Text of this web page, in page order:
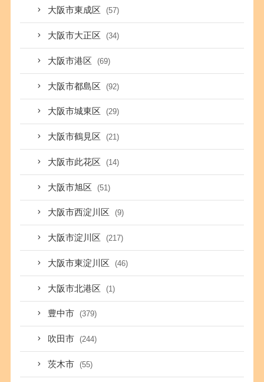
大阪市東成区 (57)
大阪市大正区 (34)
大阪市港区 (69)
大阪市都島区 (92)
大阪市城東区 (29)
大阪市鶴見区 (21)
大阪市此花区 (14)
大阪市旭区 (51)
大阪市西淀川区 (9)
大阪市淀川区 (217)
大阪市東淀川区 (46)
大阪市北港区 (1)
豊中市 (379)
吹田市 (244)
茨木市 (55)